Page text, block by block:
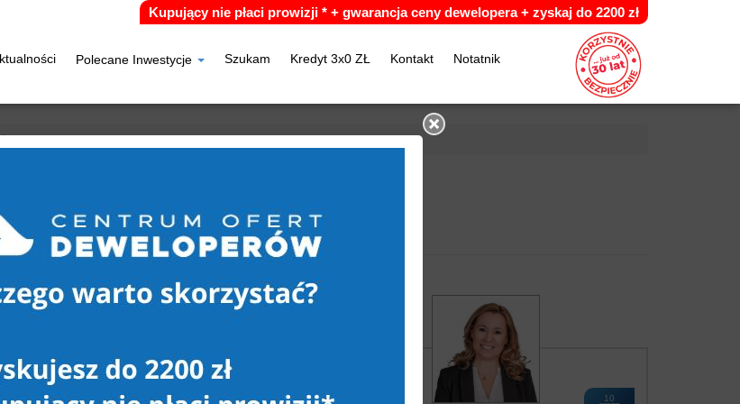
Polecane Inwestycje Szukam Kredyt 3x0 ZŁ Kontakt Notatnik
Kupujący nie płaci prowizji * + gwarancja ceny dewelopera + zyskaj do 2200 zł
10